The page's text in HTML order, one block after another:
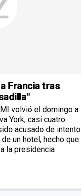
Francia tras
volvió el domingo a
York, casi cuatro
acusado de intento
un hotel, hecho que
la presidencia